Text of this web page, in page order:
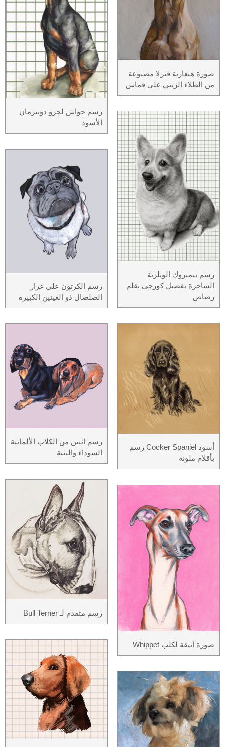
صورة هنغارية فيزلا مصنوعة
من الطلاء الزيتي على قماش
رسم بيمبروك الويلزية
الساحرة بفصيل كورجي بقلم
رصاص
أسود Сocker Spaniel رسم
بأقلام ملونة
صورة أنيقة لكلب Whippet
رسم جواش لجرو دوبيرمان
الأسود
رسم الكرتون على غرار
الصلصال ذو العينين الكبيرة
رسم اثنين من الكلاب الألمانية
السوداء والبنية
رسم متقدم لـ Bull Terrier